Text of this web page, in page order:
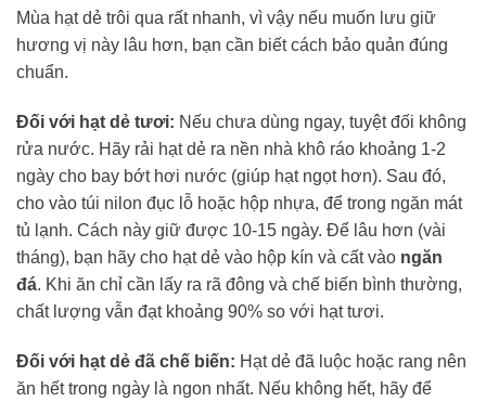
Mùa hạt dẻ trôi qua rất nhanh, vì vậy nếu muốn lưu giữ
hương vị này lâu hơn, bạn cần biết cách bảo quản đúng
chuẩn.
Đối với hạt dẻ tươi: Nếu chưa dùng ngay, tuyệt đối không
rửa nước. Hãy rải hạt dẻ ra nền nhà khô ráo khoảng 1-2
ngày cho bay bớt hơi nước (giúp hạt ngọt hơn). Sau đó,
cho vào túi nilon đục lỗ hoặc hộp nhựa, để trong ngăn mát
tủ lạnh. Cách này giữ được 10-15 ngày. Để lâu hơn (vài
tháng), bạn hãy cho hạt dẻ vào hộp kín và cất vào ngăn
đá. Khi ăn chỉ cần lấy ra rã đông và chế biến bình thường,
chất lượng vẫn đạt khoảng 90% so với hạt tươi.
Đối với hạt dẻ đã chế biến: Hạt dẻ đã luộc hoặc rang nên
ăn hết trong ngày là ngon nhất. Nếu không hết, hãy để